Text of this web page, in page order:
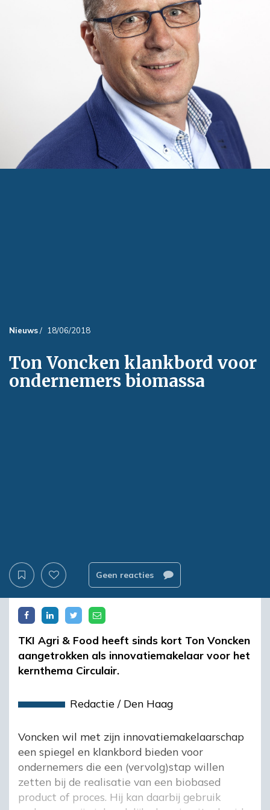
Nieuws/ 18/06/2018
Ton Voncken klankbord voor
ondernemers biomassa
Geen reacties
TKI Agri & Food heeft sinds kort Ton Voncken
aangetrokken als innovatiemakelaar voor het
kernthema Circulair.
Redactie / Den Haag
Voncken wil met zijn innovatiemakelaarschap
een spiegel en klankbord bieden voor
ondernemers die een (vervolg)stap willen
zetten bij de realisatie van een biobased
product of proces. Hij kan daarbij gebruik